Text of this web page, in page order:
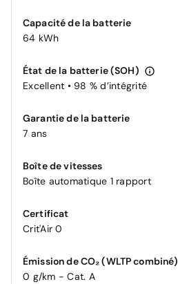
Capacité de la batterie
64 kWh
État de la batterie (SOH)
Excellent • 98 % d’intégrité
Garantie de la batterie
7 ans
Boîte de vitesses
Boîte automatique 1 rapport
Certificat
Crit'Air 0
Émission de CO₂ (WLTP combiné)
0 g/km - Cat. A